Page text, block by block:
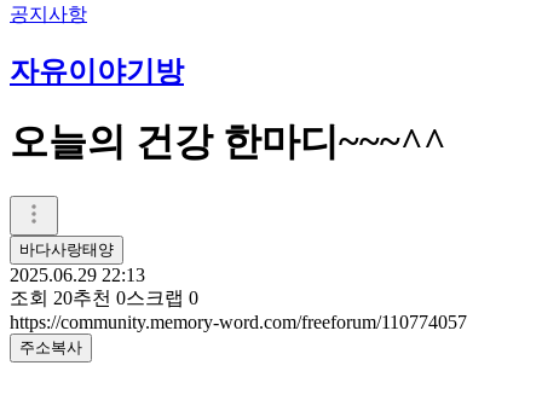
공지사항
자유이야기방
오늘의 건강 한마디~~~^^
바다사랑태양
2025.06.29 22:13
조회 20추천 0스크랩 0
https://community.memory-word.com/freeforum/110774057
주소복사